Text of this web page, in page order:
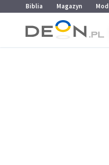
Przejdź do menu głównego
Przejdź do treści
Biblia Magazyn